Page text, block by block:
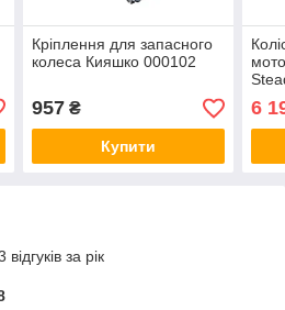
Кріплення для запасного
колеса Кияшко 000102
957₴
Купити
6
за рік